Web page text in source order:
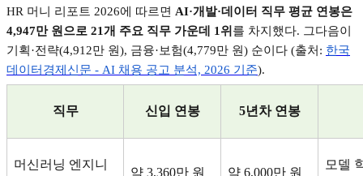
HR 머니 리포트 2026에 따르면 AI·개발·데이터 직무 평균 연봉은
4,947만 원으로 21개 주요 직무 가운데 1위 를 차지했다. 그다음이
기획·전략(4,912만 원), 금융·보험(4,779만 원) 순이다 (출처 : 한국
데이터경제신문 - AI 채용 공고 분석, 2026 기준).
직무 신입 연봉 5년차 연봉
머신러닝 엔지니
약 3,360만 원 약 6,000만 원
모델